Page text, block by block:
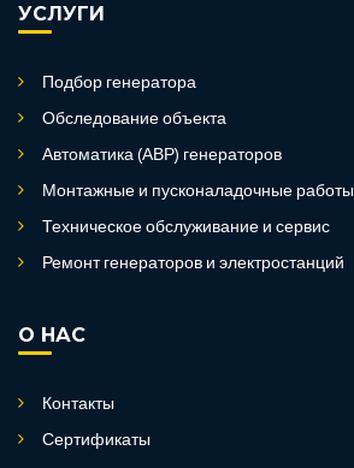
УСЛУГИ
Подбор генератора
Обследование объекта
Автоматика (АВР) генераторов
Монтажные и пусконаладочные работы
Техническое обслуживание и сервис
Ремонт генераторов и электростанций
О НАС
Контакты
Сертификаты